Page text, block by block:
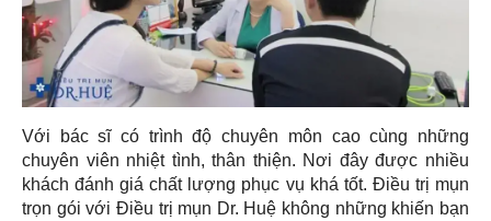
Với bác sĩ có trình độ chuyên môn cao cùng những
chuyên viên nhiệt tình, thân thiện. Nơi đây được nhiều
khách đánh giá chất lượng phục vụ khá tốt. Điều trị mụn
trọn gói với Điều trị mụn Dr. Huệ không những khiến bạn